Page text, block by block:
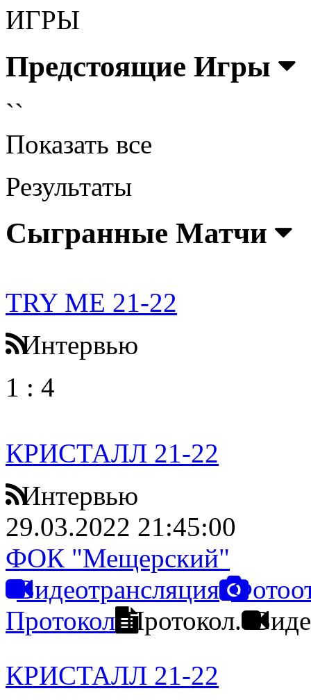
ИГРЫ
Предстоящие Игры
``
Показать все
Результаты
Сыгранные Матчи
TRY ME 21-22
Интервью
1 : 4
КРИСТАЛЛ 21-22
Интервью
29.03.2022 21:45:00
ФОК "Мещерский"
Видеотрансляция
Протокол Протокол.
КРИСТАЛЛ 21-22